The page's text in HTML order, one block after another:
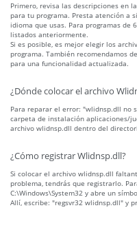
Primero, revisa las descripciones en
para tu programa. Presta atención a
idioma que usas. Para programas de
listados anteriormente.
Si es posible, es mejor elegir los
programa. También recomendamos
para una funcionalidad actualizada.
¿Dónde colocar el archivo
Para reparar el error: "wlidnsp.dll no
carpeta de instalación aplicaciones/
archivo wlidnsp.dll dentro del
¿Cómo registrar Wlidnsp.dll?
Si colocar el archivo wlidnsp.dll
problema, tendrás que registrarlo.
C:\Windows\System32 y abre un
Allí, escribe: "regsvr32 wlidnsp.dll" y